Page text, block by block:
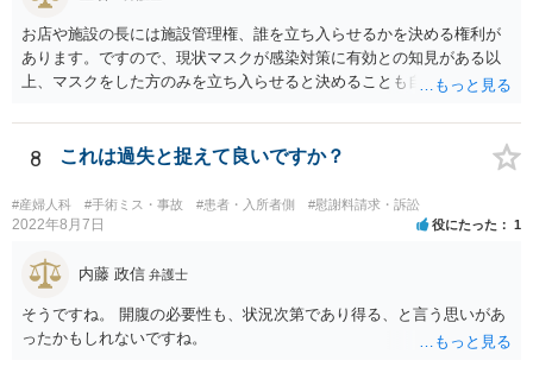
お店や施設の長には施設管理権、誰を立ち入らせるかを決める権利が
あります。ですので、現状マスクが感染対策に有効との知見がある以
上、マスクをした方のみを立ち入らせると決めることも自由であり、
など公益的な側面のある業種ですと、公衆浴場法など各種業法で定め
られた理由以外での利用拒否は禁止されていますし、公の施設でもマ
スクなしだけでの利用拒否は問題となりえますが、民間のお店に対し
ては慰謝料の請求は認められないと考えられます。
8 これは過失と捉えて良いですか？
#産婦人科 #手術ミス・事故 #患者・入所者側 #慰謝料請求・訴訟
2022年8月7日 役にたった 1
内藤 政信 弁護士
そうですね。 開腹の必要性も、状況次第であり得る、と言う思いがあ
ったかもしれないですね。